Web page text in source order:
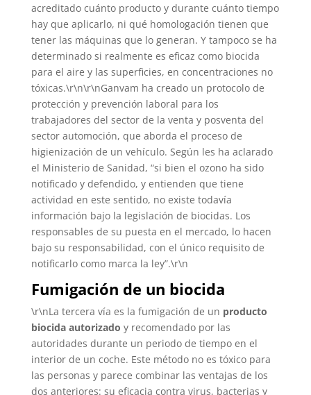
acreditado cuánto producto y durante cuánto tiempo
hay que aplicarlo, ni qué homologación tienen que
tener las máquinas que lo generan. Y tampoco se ha
determinado si realmente es eficaz como biocida
para el aire y las superficies, en concentraciones no
tóxicas.\r\n\r\nGanvam ha creado un protocolo de
protección y prevención laboral para los
trabajadores del sector de la venta y posventa del
sector automoción, que aborda el proceso de
higienización de un vehículo. Según les ha aclarado
el Ministerio de Sanidad, “si bien el ozono ha sido
notificado y defendido, y entienden que tiene
actividad en este sentido, no existe todavía
información bajo la legislación de biocidas. Los
responsables de su puesta en el mercado, lo hacen
bajo su responsabilidad, con el único requisito de
notificarlo como marca la ley”.\r\n
Fumigación de un biocida
\r\nLa tercera vía es la fumigación de un producto
biocida autorizado y recomendado por las
autoridades durante un periodo de tiempo en el
interior de un coche. Este método no es tóxico para
las personas y parece combinar las ventajas de los
dos anteriores: su eficacia contra virus, bacterias y